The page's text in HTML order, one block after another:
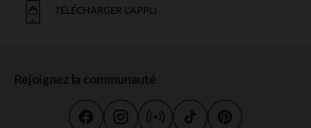
TÉLÉCHARGER L'APPLI
Rejoignez la communauté